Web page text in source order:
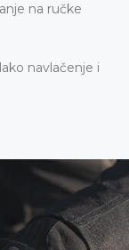
na ručke
navlačenje i